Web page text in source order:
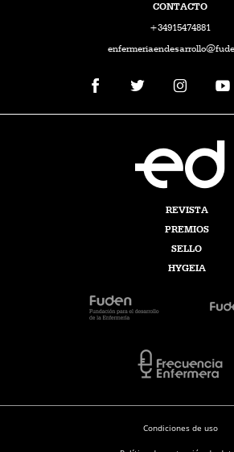
CONTACTO
+34915474881
REVISTA
PREMIOS
SELLO
HYGEIA
Condiciones de uso